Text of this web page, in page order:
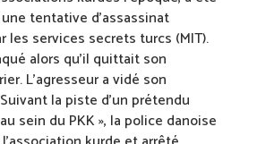
tentative d’assassinat
les services secrets turcs (MIT).
alors qu’il quittait son
L’agresseur a vidé son
la piste d’un prétendu
sein du PKK », la police danoise